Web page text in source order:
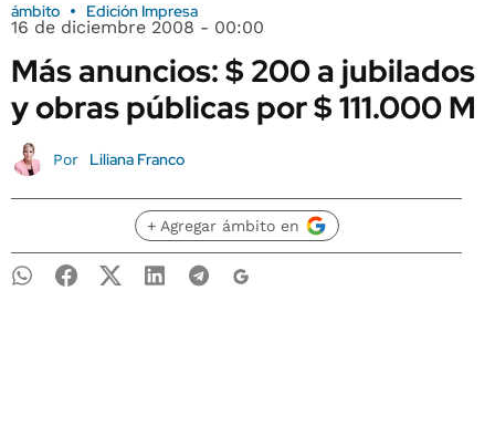
ámbito Edición Impresa
16 de diciembre 2008 - 00:00
Más anuncios: $ 200 a jubilados
y obras públicas por $ 111.000 M
Por Liliana Franco
+ Agregar ámbito en